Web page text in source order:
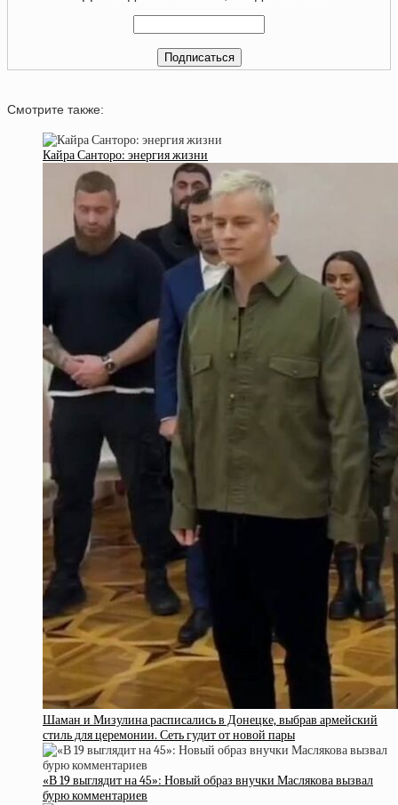
Смотрите также:
Кайра Санторо: энергия жизни
Шаман и Мизулина расписались в Донецке, выбрав армейский
стиль для церемонии. Сеть гудит от новой пары
«В 19 выглядит на 45»: Новый образ внучки Маслякова вызвал
бурю комментариев